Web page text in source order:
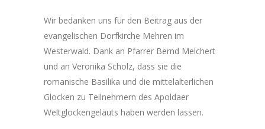
Wir bedanken uns für den Beitrag aus der
evangelischen Dorfkirche Mehren im
Westerwald. Dank an Pfarrer Bernd Melchert
und an Veronika Scholz, dass sie die
romanische Basilika und die mittelalterlichen
Glocken zu Teilnehmern des Apoldaer
Weltglockengeläuts haben werden lassen.